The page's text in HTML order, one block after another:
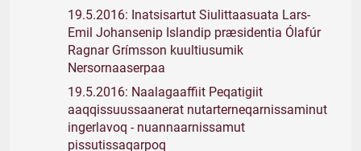
19.5.2016: Inatsisartut Siulittaasuata Lars-
Emil Johansenip Islandip præsidentia Ólafúr
Ragnar Grímsson kuultiusumik
Nersornaaserpaa
19.5.2016: Naalagaaffiit Peqatigiit
aaqqissuussaanerat nutarterneqarnissaminut
ingerlavoq - nuannaarnissamut
pissutissaqarpoq